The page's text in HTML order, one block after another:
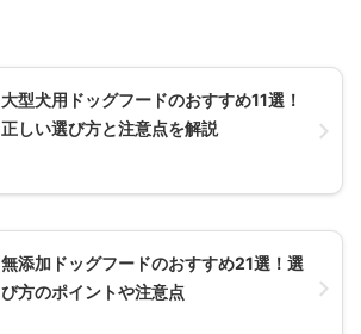
大型犬用ドッグフードのおすすめ11選！
正しい選び方と注意点を解説
無添加ドッグフードのおすすめ21選！選
び方のポイントや注意点